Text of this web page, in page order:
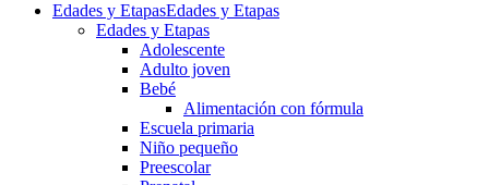
Edades y EtapasEdades y Etapas
Edades y Etapas
Adolescente
Adulto joven
Bebé
Alimentación con fórmula
Escuela primaria
Niño pequeño
Preescolar